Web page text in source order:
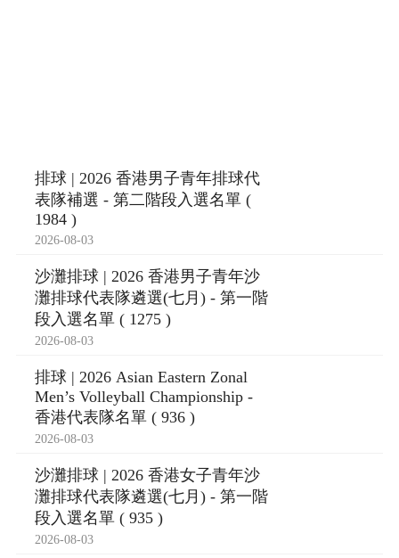
排球 | 2026 香港男子青年排球代
表隊補選 - 第二階段入選名單 (
1984 )
2026-08-03
沙灘排球 | 2026 香港男子青年沙
灘排球代表隊遴選(七月) - 第一階
段入選名單 ( 1275 )
2026-08-03
排球 | 2026 Asian Eastern Zonal
Men’s Volleyball Championship -
香港代表隊名單 ( 936 )
2026-08-03
沙灘排球 | 2026 香港女子青年沙
灘排球代表隊遴選(七月) - 第一階
段入選名單 ( 935 )
2026-08-03